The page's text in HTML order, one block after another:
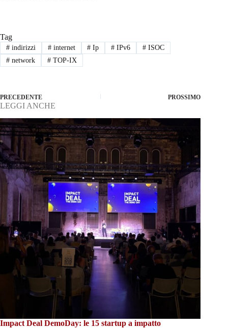
Tag
#indirizzi #internet # Ip # IPv6 # ISOC
#network #TOP-IX
PRECEDENTE PROSSIMO
LEGGI ANCHE
Impact Deal DemoDay: le 15 startup a impatto